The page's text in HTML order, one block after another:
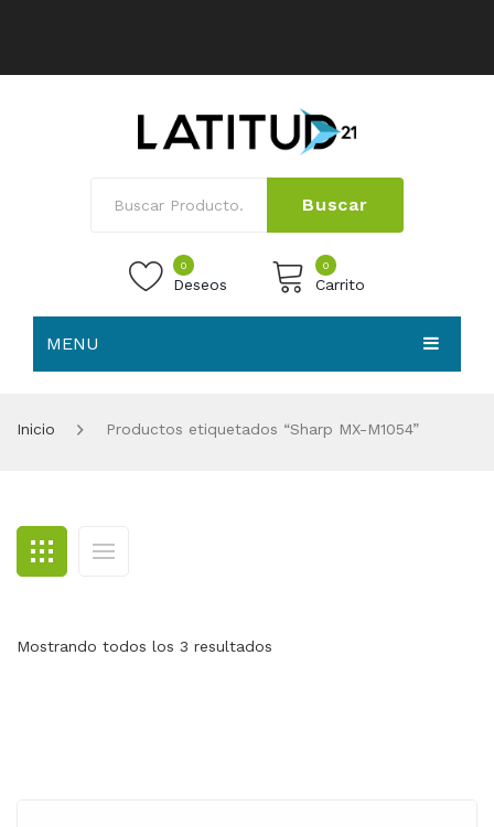
Buscar
0
Deseos
0
Carrito
MENU
BLOG
CONTACTO
Inicio Productos etiquetados “Sharp MX-M1054”
Mostrando todos los 3 resultados